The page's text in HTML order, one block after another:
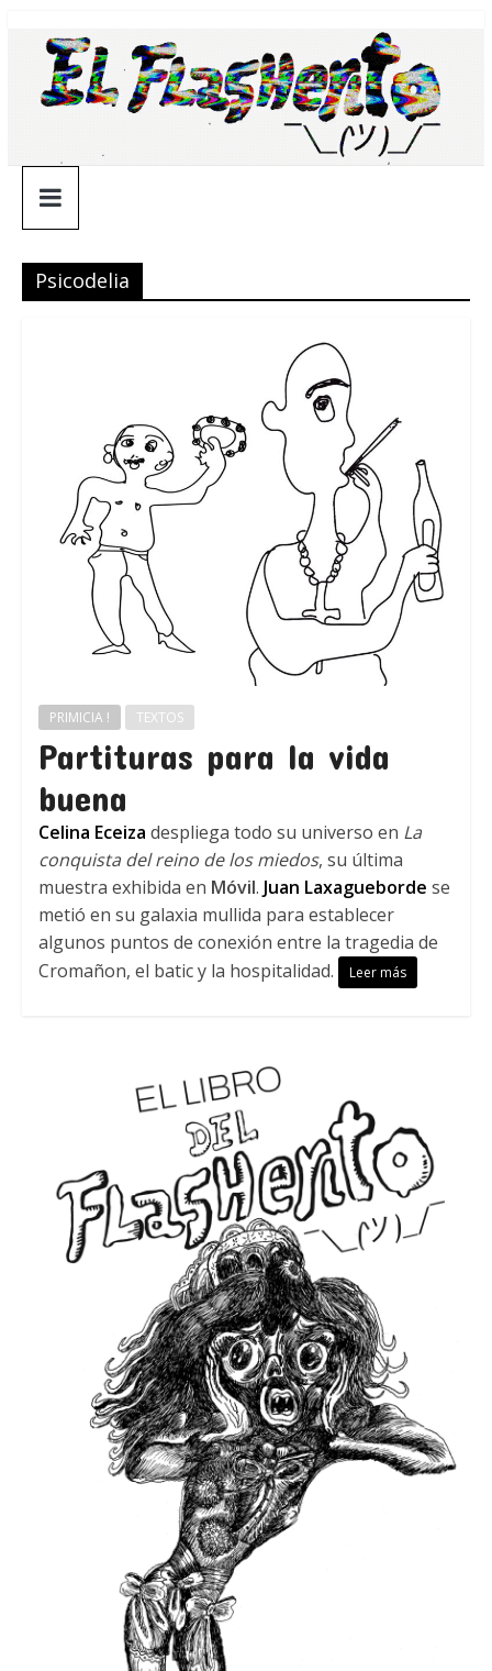
contenido
¯\_(ツ)_/
¯
Psicodelia
PRIMICIA ! TEXTOS
Partituras para la vida
buena
Celina Eceiza despliega todo su universo en La
conquista del reino de los miedos, su última
muestra exhibida en Móvil. Juan Laxagueborde se
metió en su galaxia mullida para establecer
algunos puntos de conexión entre la tragedia de
Cromañon, el batic y la hospitalidad.
Leer más